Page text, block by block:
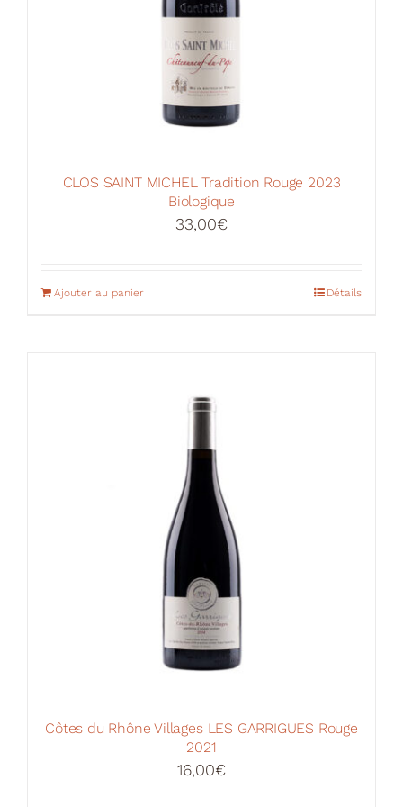
produit
CLOS SAINT MICHEL Tradition Rouge 2023
Biologique
33,00€
Ajouter au panier Détails
Côtes du Rhône Villages LES GARRIGUES Rouge
2021
16,00€